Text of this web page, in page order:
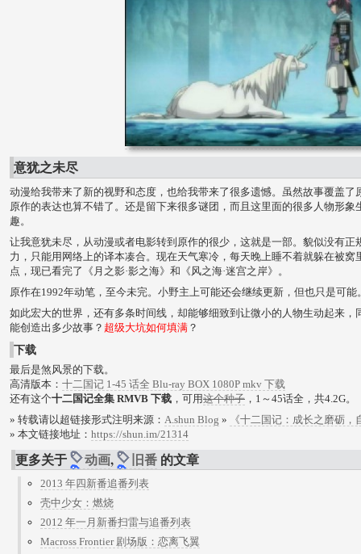
意犹之未尽
动漫给我带来了新的视野和态度，也给我带来了很多遗憾。虽然故事覆盖了
原作的表达也算不错了。还是留下来很多谜团，而且这里面的很多人物形象
趣。
让我意犹未尽，从动漫或者电影转到原作的很少，这就是一部。貌似没有正
力，只能用网络上的译本凑合。现在天气寒冷，每天晚上睡不着就躲在被
点，现已看完了《月之影·影之海》和《风之海·迷宫之岸》。
原作在1992年动笔，至今未完。小野主上可能还会继续更新，但也只是可能
如此宏大的世界，还有多条时间线，却能够细致到让微小的人物生动起来，
能创造出多少故事？ 超级大坑如何填满 ？
下载
最后是煞风景的下载。
高清版本： 十二国记 1-45 话全 Blu-ray BOX 1080P mkv 下载
还有这个十二国记全集 RMVB 下载 ，可用这个种子 ，1～45话全，共4.2G。
» 转载请以超链接形式注明来源： A.shun Blog »
《十二国记：成长之磨砺，
» 本文链接地址： https://shun.im/21314
更多关于 动画, 旧番 的文章
2013 年四新番追番列表
壳中少女：燃烧
2012 年一月新番扫雷与追番列表
Macross Frontier 剧场版：恋离飞翼